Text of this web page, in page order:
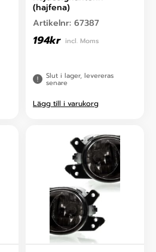
(hajfena)
Artikelnr: 67387
194kr incl. Moms
Slut i lager, levereras
senare
Lägg till i varukorg